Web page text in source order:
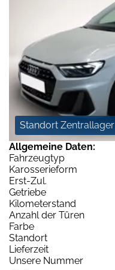
Standort Zentrallager
Allgemeine Daten:
Fahrzeugtyp
Karosserieform
Erst-Zul.
Getriebe
Kilometerstand
Anzahl der Türen
Farbe
Standort
Lieferzeit
Unsere Nummer